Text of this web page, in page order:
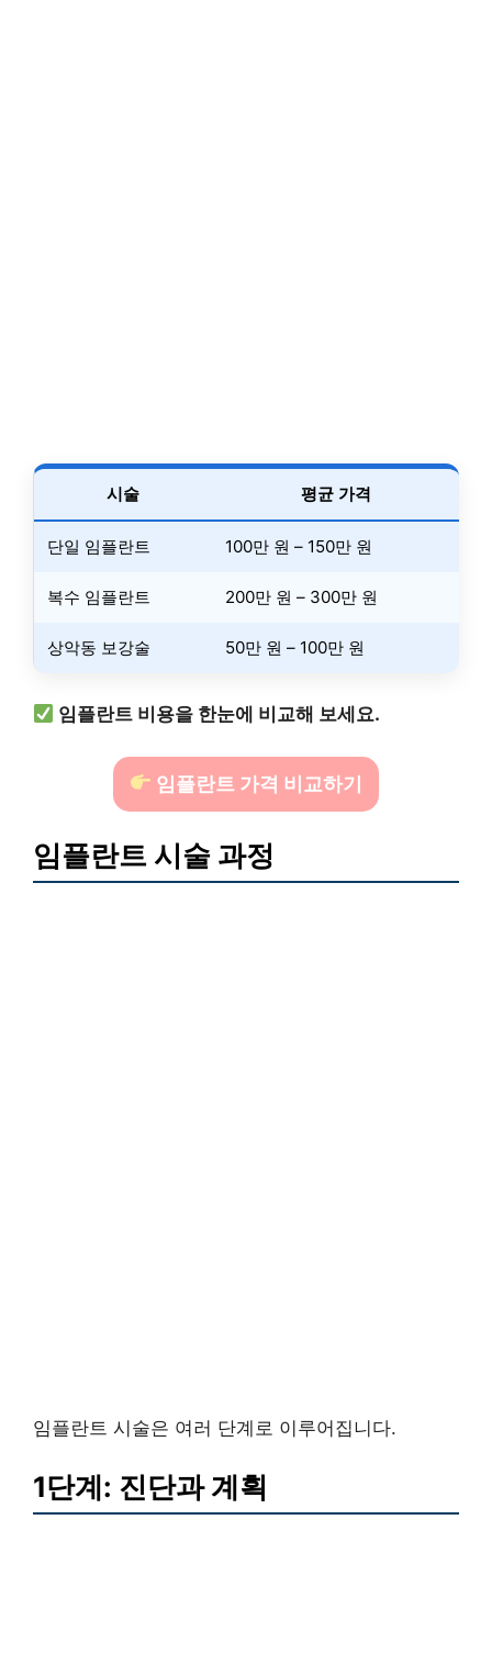
시술 평균 가격
단일 임플란트 100만 원 – 150만 원
복수 임플란트 200만 원 – 300만 원
상악동 보강술 50만 원 – 100만 원
임플란트 비용을 한눈에 비교해 보세요.
임플란트 가격 비교하기
임플란트 시술 과정
임플란트 시술은 여러 단계로 이루어집니다.
1단계: 진단과 계획